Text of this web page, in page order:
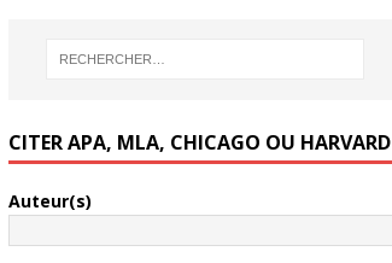
CITER APA, MLA, CHICAGO OU HARVARD
Auteur(s)